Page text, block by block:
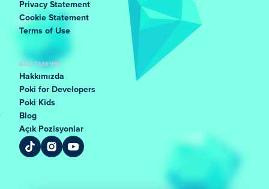
Privacy Statement
Cookie Statement
Terms of Use
BIZI TANIYIN
Hakkımızda
Poki for Developers
Poki Kids
Blog
Açık Pozisyonlar